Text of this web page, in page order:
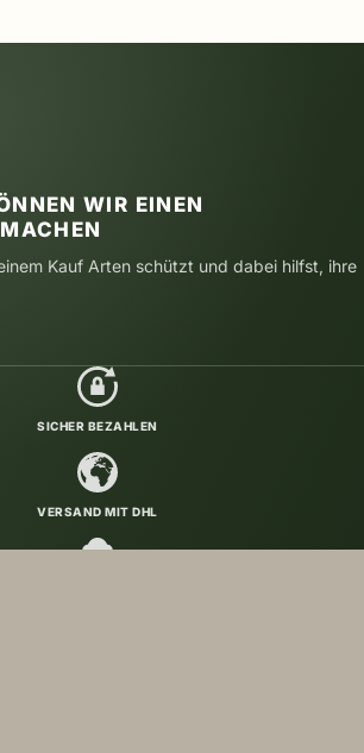
WIR EINEN
Kauf Arten schützt und dabei hilfst, ihre
SICHER BEZAHLEN
VERSAND MIT DHL